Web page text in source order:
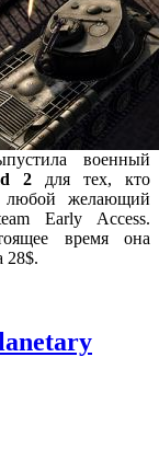
военный
2для тех, кто
любой желающий
Early Access.
время она
28$.